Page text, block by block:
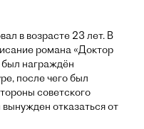
в возрасте 23 лет. В
романа «Доктор
награждён
после чего был
советского
отказаться от